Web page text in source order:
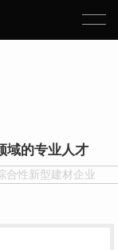
域的专业人才
合性新型建材企业